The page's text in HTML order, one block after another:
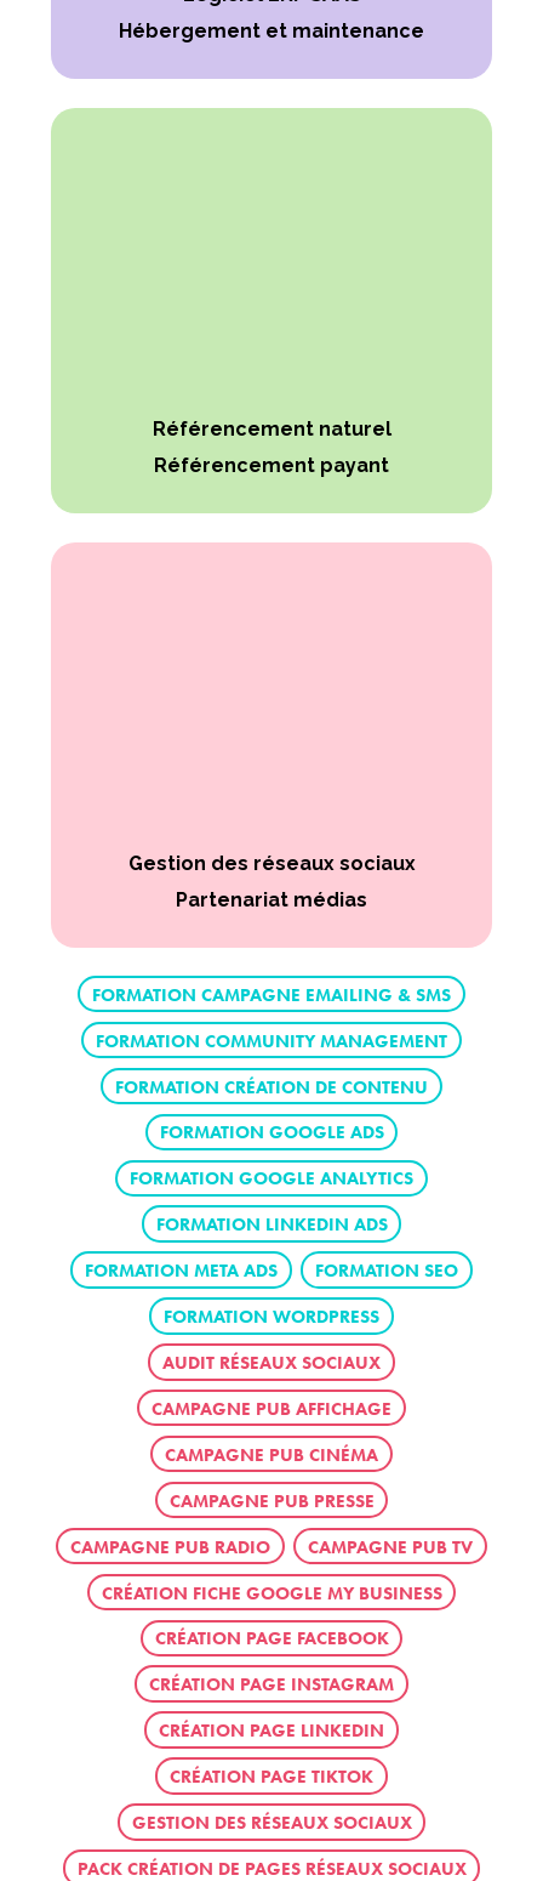
Hébergement et maintenance
Référencement naturel
Référencement payant
Gestion des réseaux sociaux
Partenariat médias
FORMATION CAMPAGNE EMAILING & SMS
FORMATION COMMUNITY MANAGEMENT
FORMATION CRÉATION DE CONTENU
FORMATION GOOGLE ADS
FORMATION GOOGLE ANALYTICS
FORMATION LINKEDIN ADS
FORMATION META ADS FORMATION SEO
FORMATION WORDPRESS
AUDIT RÉSEAUX SOCIAUX
CAMPAGNE PUB AFFICHAGE
CAMPAGNE PUB CINÉMA
CAMPAGNE PUB PRESSE
CAMPAGNE PUB RADIO CAMPAGNE PUB TV
CRÉATION FICHE GOOGLE MY BUSINESS
CRÉATION PAGE FACEBOOK
CRÉATION PAGE INSTAGRAM
CRÉATION PAGE LINKEDIN
CRÉATION PAGE TIKTOK
GESTION DES RÉSEAUX SOCIAUX
PACK CRÉATION DE PAGES RÉSEAUX SOCIAUX